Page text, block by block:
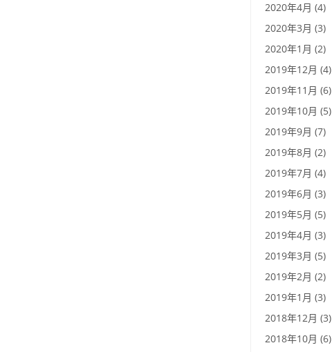
2020年4月 (4)
2020年3月 (3)
2020年1月 (2)
2019年12月 (4)
2019年11月 (6)
2019年10月 (5)
2019年9月 (7)
2019年8月 (2)
2019年7月 (4)
2019年6月 (3)
2019年5月 (5)
2019年4月 (3)
2019年3月 (5)
2019年2月 (2)
2019年1月 (3)
2018年12月 (3)
2018年10月 (6)